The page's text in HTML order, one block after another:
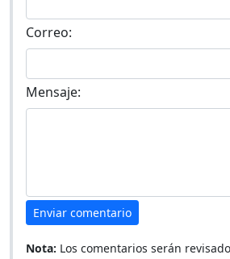
Correo:
Mensaje:
Enviar comentario
Nota: Los comentarios serán